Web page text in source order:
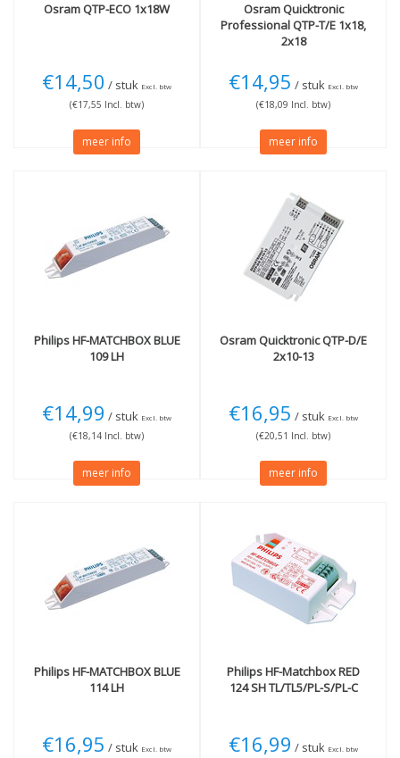
Osram QTP-ECO 1x18W
€14,50 / stuk Excl. btw
(€17,55 Incl. btw)
meer info
OsramQuicktronic
Professional QTP-T/E 1x18,
2x18
€14,95 / stuk Excl. btw
(€18,09 Incl. btw)
meer info
PhilipsHF-MATCHBOX BLUE
109 LH
€14,99 / stuk Excl. btw
(€18,14 Incl. btw)
meer info
Osram Quicktronic QTP-D/E
2x10-13
€16,95 / stuk Excl. btw
(€20,51 Incl. btw)
meer info
PhilipsHF-MATCHBOX BLUE
114 LH
€16,95 / stuk Excl. btw
PhilipsHF-Matchbox RED
124 SH TL/TL5/PL-S/PL-C
€16,99 / stuk Excl. btw